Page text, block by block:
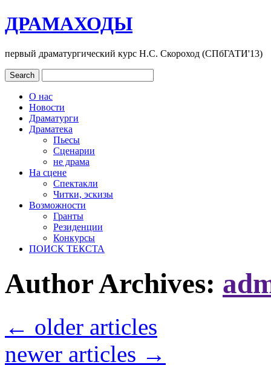
ДРАМАХОДЫ
первый драматургический курс Н.С. Скороход (СПбГАТИ'13)
О нас
Новости
Драматурги
Драматека
Пьесы
Сценарии
не драма
На сцене
Спектакли
Читки, эскизы
Возможности
Гранты
Резиденции
Конкурсы
ПОИСК ТЕКСТА
Author Archives:
← older articles
newer articles →